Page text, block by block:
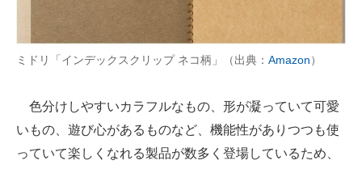
ミドリ「インデックスクリップ ネコ柄」（出典： Amazon）
色分けしやすいカラフルなもの、形が凝っていて可愛
いもの、遊び心があるものなど、機能性がありつつも使
っていて楽しくなれる製品が数多く登場しているため、